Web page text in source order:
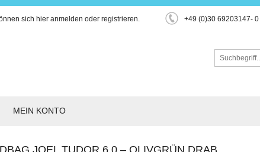
sich hier anmelden oder registrieren. +49 (0)30 69203147- 0
MEIN KONTO
JOEL TUDOR 6,0 – OLIVGRÜN DRAB